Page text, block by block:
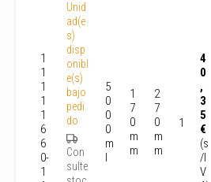
1
1
1
1
1
6
6
0-
1
Unid
ad(e
s)
disp
onibl
e(s)
bajo
pedi
do
Con
sulte
5
0
0
0
m
l
1
7
0
m
m
2
7
0
m
m
1
4
0
,
3
5
€
(s
/I
V